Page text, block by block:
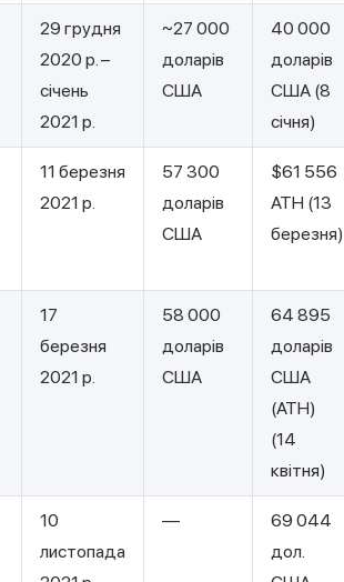
29 грудня
2020 р. –
січень
2021 р.
~27 000
доларів
США
40 000
доларів
США (8
січня)
11 березня
2021 р.
57 300
доларів
США
$61 556
ATH (13
березня)
17
березня
2021 р.
58 000
доларів
США
64 895
доларів
США
(ATH)
(14
квітня)
10
листопада
—
69 044
дол.